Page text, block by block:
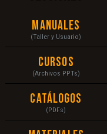
Manuales
(Taller y Usuario)
Cursos
(Archivos PPTs)
Catálogos
(PDFs)